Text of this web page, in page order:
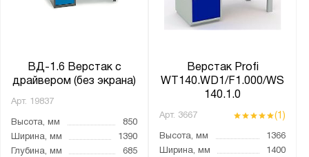
ВД-1.6 Верстак с
драйвером (без экрана)
Арт. 19837
Высота, мм
850
Ширина, мм
1390
Глубина, мм
685
Верстак Profi
WT140.WD1/F1.000/WS
140.1.0
Арт. 3667 (1)
Высота, мм
1366
Ширина, мм
1400
Place
TS